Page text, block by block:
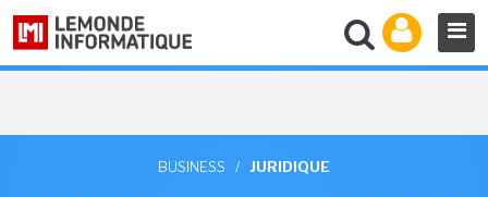
BUSINESS / JURIDIQUE